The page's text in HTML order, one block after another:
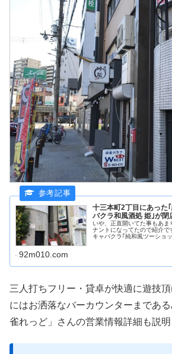
十三本町2丁目にあった
バクラ和風酒処 姫｣が閉
いや、正直開いてた事もあ
ナントになってたので紹介
キャバクラ｢純和風ツーショ
92m010.com
三人打ちフリー・貸卓が快適に遊技
にはお洒落なバーカウンターまであ
雀れっど」さんの営業情報詳細も説